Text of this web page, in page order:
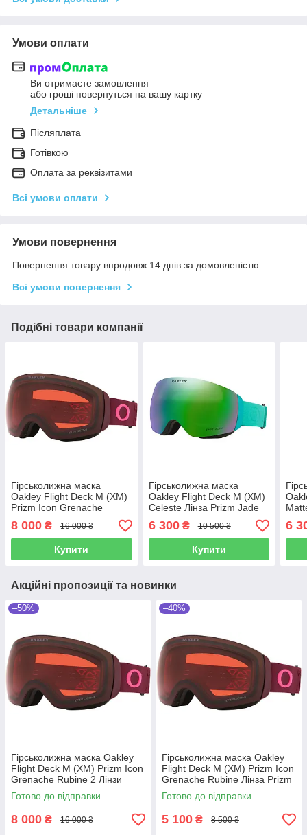
Умови оплати
Ви отримаєте замовлення
або гроші повернуться на вашу картку
Детальніше
Післяплата
Готівкою
Оплата за реквізитами
Всі умови оплати
Умови повернення
Повернення товару впродовж 14 днів за домовленістю
Всі умови повернення
Подібні товари компанії
Гірськолижна маска
Oakley Flight Deck M (XM)
Prizm Icon Grenache
Rubine 2 Лінзи Prizm Torch
Iridium / Prizm Rose
8 000 ₴ 16 000 ₴
Купити
Гірськолижна маска
Oakley Flight Deck M (XM)
Celeste Лінза Prizm Jade
6 300₴ 10 500 ₴
Купити
6
Акційні пропозиції та новинки
–50%
Гірськолижна маска Oakley
Flight Deck M (XM) Prizm Icon
Grenache Rubine 2 Лінзи
Prizm Torch Iridium / Prizm
Rose
Готово до відправки
8 000 ₴ 16 000 ₴
–40%
Гірськолижна маска Oakley
Flight Deck M (XM) Prizm Icon
Grenache Rubine Лінза Prizm
Rose
Готово до відправки
5 100 ₴ 8 500 ₴